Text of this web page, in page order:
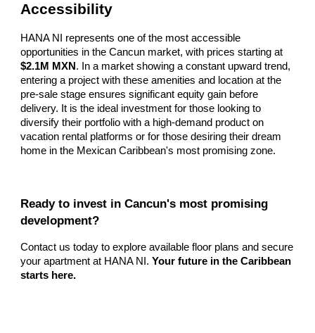
Accessibility
HANA NI represents one of the most accessible
opportunities in the Cancun market, with prices starting at
$2.1M MXN . In a market showing a constant upward trend,
entering a project with these amenities and location at the
pre-sale stage ensures significant equity gain before
delivery. It is the ideal investment for those looking to
diversify their portfolio with a high-demand product on
vacation rental platforms or for those desiring their dream
home in the Mexican Caribbean's most promising zone.
Ready to invest in Cancun's most promising
development?
Contact us today to explore available floor plans and secure
your apartment at HANA NI.Your future in the Caribbean
starts here.